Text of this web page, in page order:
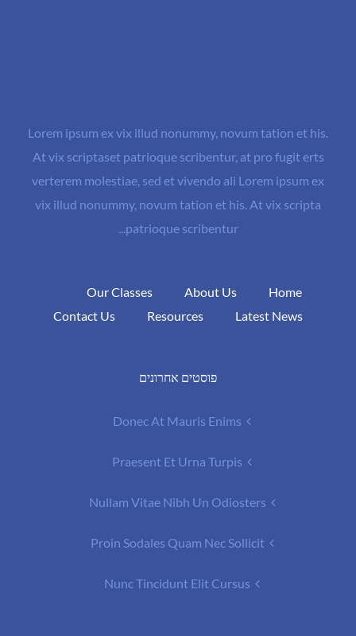
Lorem ipsum ex vix illud nonummy, novum tation et his.
At vix scriptaset patrioque scribentur, at pro fugit erts
verterem molestiae, sed et vivendo ali Lorem ipsum ex
vix illud nonummy, novum tation et his. At vix scripta
patrioque scribentur...
Home
About Us
Our Classes
Latest News
Resources
Contact Us
פוסטים אחרונים
Donec At Mauris Enims
Praesent Et Urna Turpis
Nullam Vitae Nibh Un Odiosters
Proin Sodales Quam Nec Sollicit
Nunc Tincidunt Elit Cursus